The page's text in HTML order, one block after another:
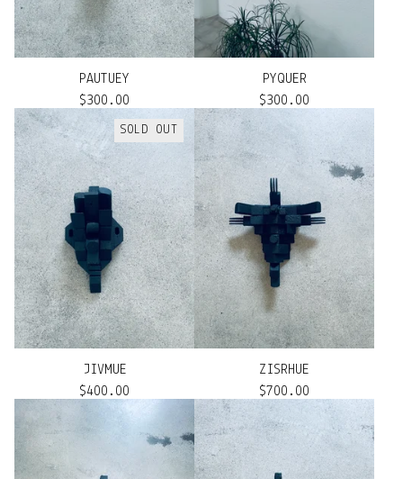
PAUTUEY
$300.00
PYQUER
$300.00
SOLD OUT
JIVMUE
$400.00
ZISRHUE
$700.00